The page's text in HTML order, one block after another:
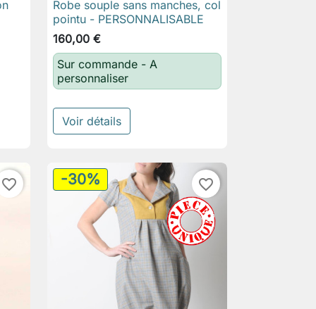
 Aperçu rapide
Robe souple sans manches, col
pointu - PERSONNALISABLE
160,00 €
Sur commande - A
personnaliser
Voir détails
favorite_border -30% favorite_border